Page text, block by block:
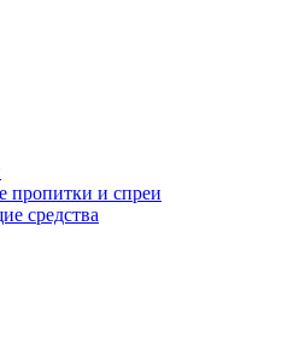
пропитки и спреи
средства